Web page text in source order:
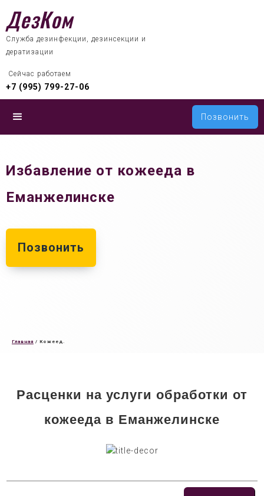
ДезКом
Служба дезинфекции, дезинсекции и
дератизации
Сейчас работаем
+7 (995) 799-27-06
Позвонить
Избавление от кожееда в
Еманжелинске
Позвонить
Главная / Кожеед.
Расценки на услуги обработки от
кожееда в Еманжелинске